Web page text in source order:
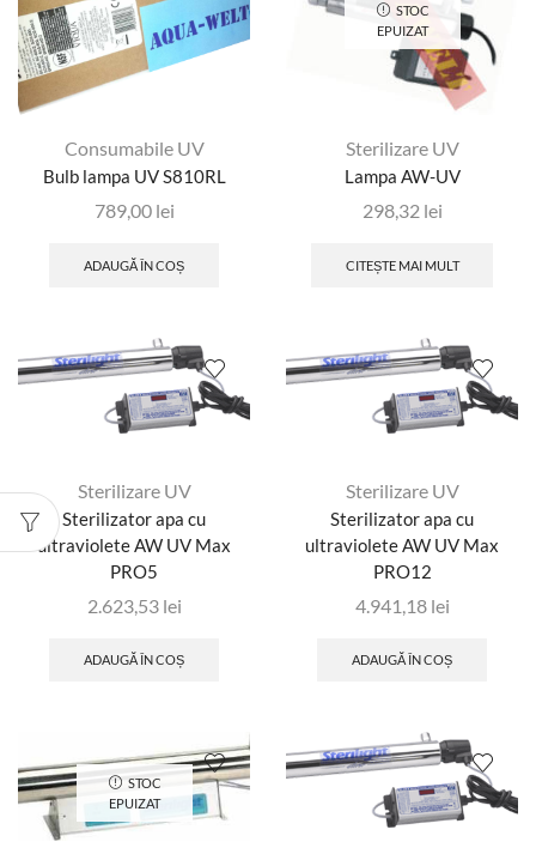
Consumabile UV
Bulb lampa UV S810RL
789,00 lei
ADAUGĂ ÎN COȘ
STOC
EPUIZAT
Sterilizare UV
Lampa AW-UV
298,32 lei
CITEȘTE MAI MULT
Sterilizare UV
Sterilizator apa cu
ultraviolete AW UV Max
PRO5
2.623,53 lei
ADAUGĂ ÎN COȘ
Sterilizare UV
Sterilizator apa cu
ultraviolete AW UV Max
PRO12
4.941,18 lei
ADAUGĂ ÎN COȘ
STOC
EPUIZAT